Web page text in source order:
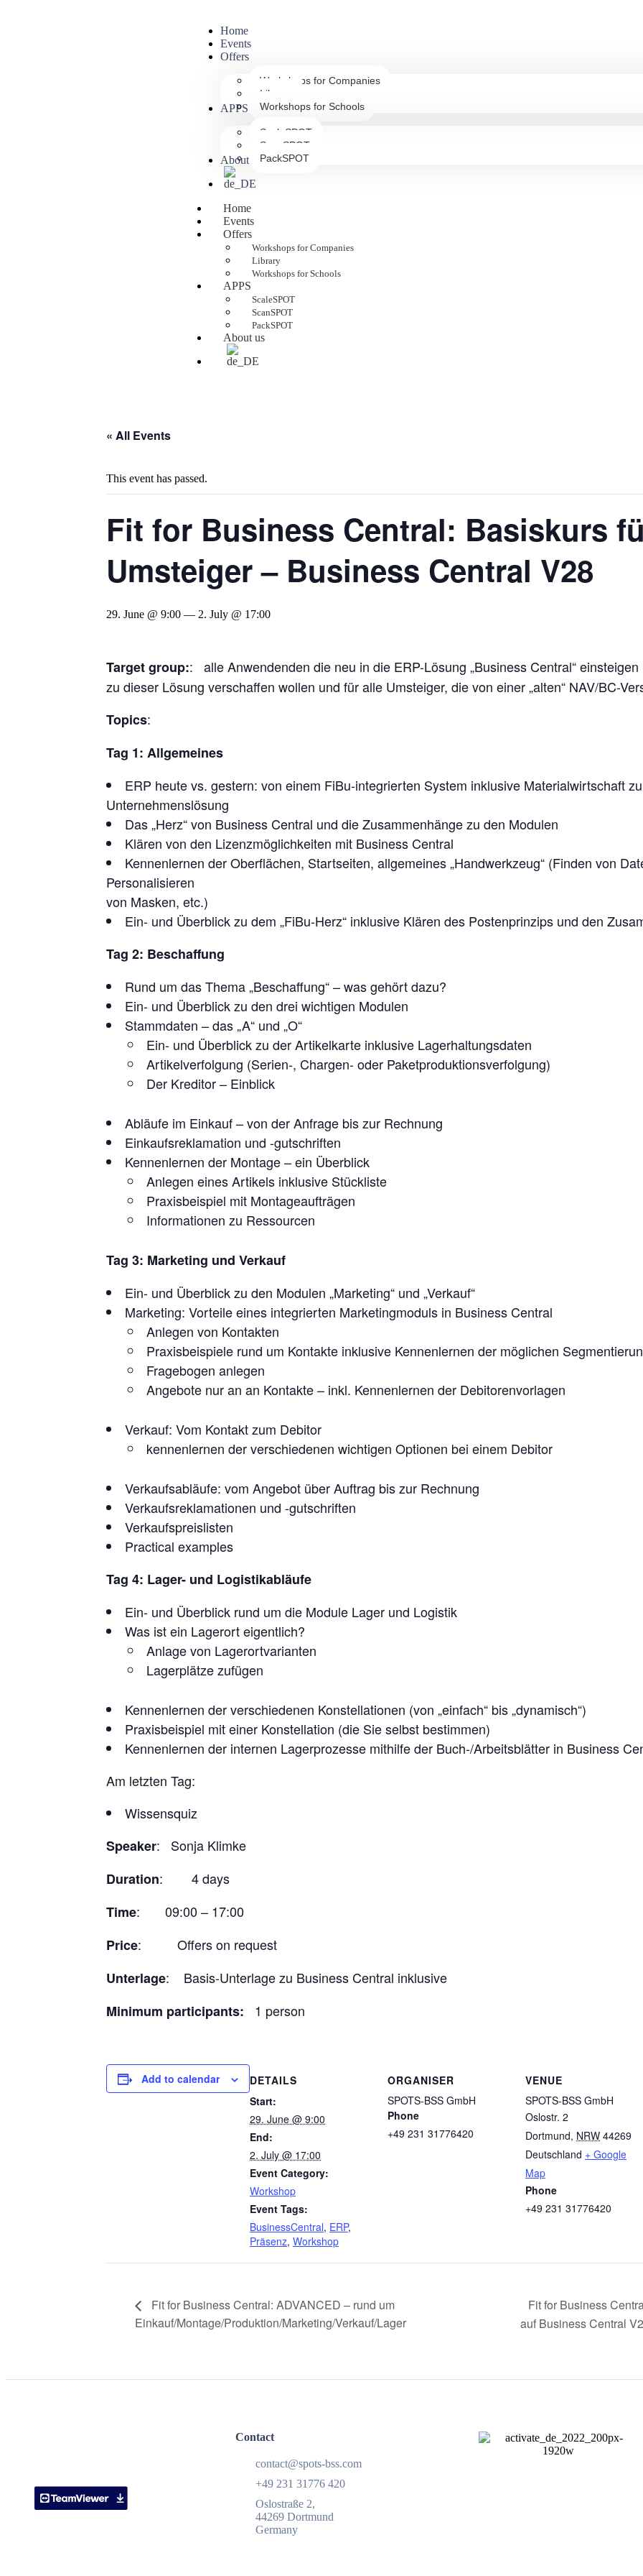
Home
Events
Offers
Workshops for Companies
Library
Workshops for Schools
APPS
ScaleSPOT
ScanSPOT
PackSPOT
About us
Home
Events
Offers
Workshops for Companies
Library
Workshops for Schools
APPS
ScaleSPOT
ScanSPOT
PackSPOT
About us
« All Events
This event has passed.
Fit for Business Central: Basiskurs
Umsteiger – Business Central V28
29. June @ 9:00 — 2. July @ 17:00
Target group:: alle Anwendenden die neu in die ERP-Lösung „Business Central“
zu dieser Lösung verschaffen wollen und für alle Umsteiger, die von einer „alten“ NAV/BC-
Topics:
Tag 1: Allgemeines
ERP heute vs. gestern: von einem FiBu-integrierten System inklusive Materialwirtschaft
Unternehmenslösung
Das „Herz“ von Business Central und die Zusammenhänge zu den Modulen
Klären von den Lizenzmöglichkeiten mit Business Central
Kennenlernen der Oberflächen, Startseiten, allgemeines „Handwerkzeug“ (Finden von
Personalisieren
von Masken, etc.)
Ein- und Überblick zu dem „FiBu-Herz“ inklusive Klären des Postenprinzips und den
Tag 2: Beschaffung
Rund um das Thema „Beschaffung“ – was gehört dazu?
Ein- und Überblick zu den drei wichtigen Modulen
Stammdaten – das „A“ und „O“
Ein- und Überblick zu der Artikelkarte inklusive Lagerhaltungsdaten
Artikelverfolgung (Serien-, Chargen- oder Paketproduktionsverfolgung)
Der Kreditor – Einblick
Abläufe im Einkauf – von der Anfrage bis zur Rechnung
Einkaufsreklamation und -gutschriften
Kennenlernen der Montage – ein Überblick
Anlegen eines Artikels inklusive Stückliste
Praxisbeispiel mit Montageaufträgen
Informationen zu Ressourcen
Tag 3: Marketing und Verkauf
Ein- und Überblick zu den Modulen „Marketing“ und „Verkauf“
Marketing: Vorteile eines integrierten Marketingmoduls in Business Central
Anlegen von Kontakten
Praxisbeispiele rund um Kontakte inklusive Kennenlernen der möglichen
Fragebogen anlegen
Angebote nur an an Kontakte – inkl. Kennenlernen der Debitorenvorlagen
Verkauf: Vom Kontakt zum Debitor
kennenlernen der verschiedenen wichtigen Optionen bei einem Debitor
Verkaufsabläufe: vom Angebot über Auftrag bis zur Rechnung
Verkaufsreklamationen und -gutschriften
Verkaufspreislisten
Practical examples
Tag 4: Lager- und Logistikabläufe
Ein- und Überblick rund um die Module Lager und Logistik
Was ist ein Lagerort eigentlich?
Anlage von Lagerortvarianten
Lagerplätze zufügen
Kennenlernen der verschiedenen Konstellationen (von „einfach“ bis „dynamisch“)
Praxisbeispiel mit einer Konstellation (die Sie selbst bestimmen)
Kennenlernen der internen Lagerprozesse mithilfe der Buch-/Arbeitsblätter in Business
Am letzten Tag:
Wissensquiz
Speaker: Sonja Klimke
Duration: 4 days
Time: 09:00 – 17:00
Price: Offers on request
Unterlage: Basis-Unterlage zu Business Central inklusive
Minimum participants:
1 person
Add to calendar
DETAILS
Start:
29. June @ 9:00
End:
2. July @ 17:00
Event Category:
Workshop
Event Tags:
BusinessCentral, ERP,
Präsenz, Workshop
ORGANISER
SPOTS-BSS GmbH
Phone
+49 231 31776420
VENUE
SPOTS-BSS GmbH
Oslostr. 2
Dortmund, NRW 44269
Deutschland + Google
Map
Phone
+49 231 31776420
Fit for Business Central: ADVANCED – rund um
Einkauf/Montage/Produktion/Marketing/Verkauf/Lager
Fit for Business
auf Business Central
Contact
contact@spots-bss.com
+49 231 31776 420
Oslostraße 2,
44269 Dortmund
Germany